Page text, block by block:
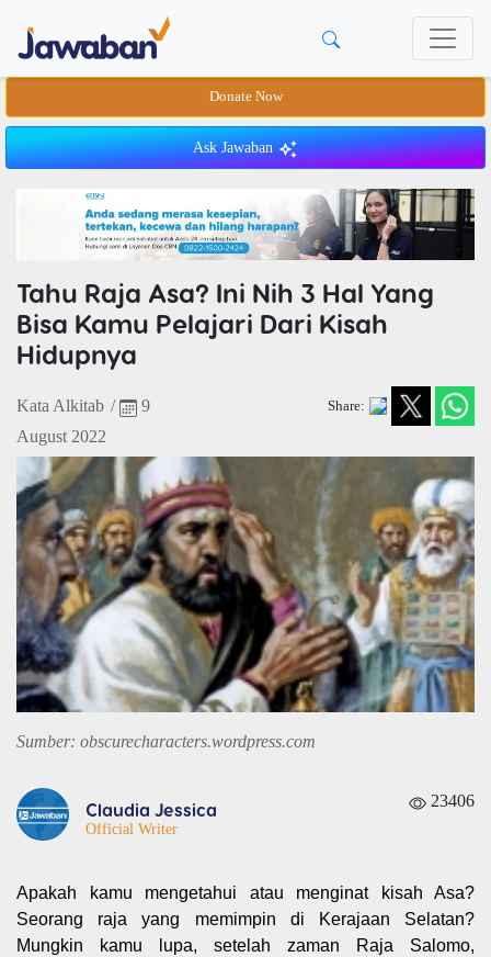
Donate Now
Ask Jawaban
Tahu Raja Asa? Ini Nih 3 Hal Yang
Bisa Kamu Pelajari Dari Kisah
Hidupnya
Kata Alkitab /
9
August 2022
Share:
Sumber: obscurecharacters.wordpress.com
Claudia Jessica
Official Writer
23406
Apakah kamu mengetahui atau menginat kisah Asa?
Seorang raja yang memimpin di Kerajaan Selatan?
Mungkin kamu lupa, setelah zaman Raja Salomo,